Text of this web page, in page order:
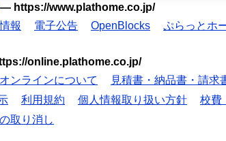
— https://www.plathome.co.jp/
報 電子公告 OpenBlocks ぷらっとホ
online.plathome.co.jp/
ンラインについて 見積書・納品書・請求
利用規約 個人情報取り扱い方針 校費
取り消し